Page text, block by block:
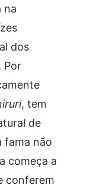
na
dos
Por
, tem
de
fama não
começa a
conferem